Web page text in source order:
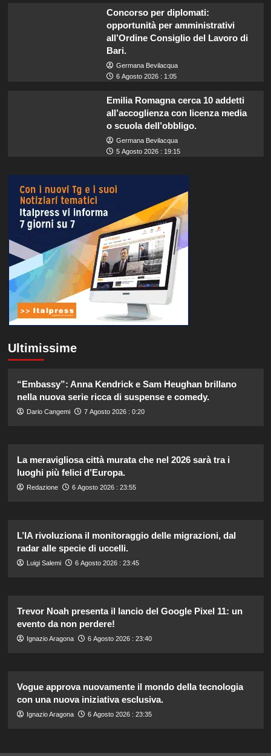
Concorso per diplomati:
opportunità per amministrativi
all’Ordine Consiglio del Lavoro di
Bari.
Germana Bevilacqua
6 Agosto 2026 : 1:05
Emilia Romagna cerca 10 addetti
all’accoglienza con licenza media
o scuola dell’obbligo.
Germana Bevilacqua
5 Agosto 2026 : 19:15
Ultimissime
“Embassy”: Anna Kendrick e Sam Heughan brillano
nella nuova serie ricca di suspense e comedy.
Dario Cangemi 7 Agosto 2026 : 0:20
La meravigliosa città murata che nel 2026 sarà tra i
luoghi più felici d’Europa.
Redazione 6 Agosto 2026 : 23:55
L’IA rivoluziona il monitoraggio delle migrazioni, dal
radar alle specie di uccelli.
Luigi Salemi 6 Agosto 2026 : 23:45
Trevor Noah presenta il lancio del Google Pixel 11: un
evento da non perdere!
Ignazio Aragona 6 Agosto 2026 : 23:40
Vogue approva nuovamente il mondo della tecnologia
con una nuova iniziativa esclusiva.
Ignazio Aragona 6 Agosto 2026 : 23:35